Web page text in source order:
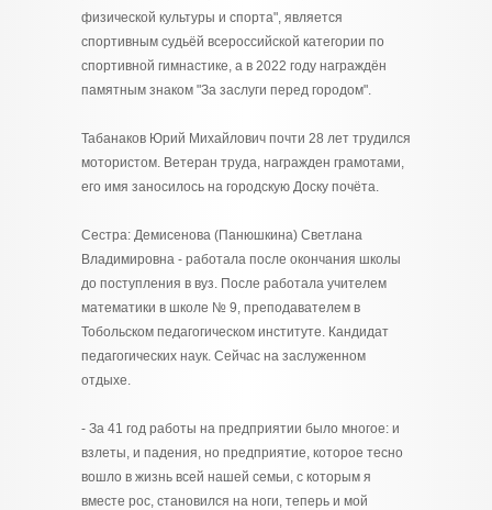
физической культуры и спорта", является
спортивным судьёй всероссийской категории по
спортивной гимнастике, а в 2022 году награждён
памятным знаком "За заслуги перед городом".
Табанаков Юрий Михайлович почти 28 лет трудился
мотористом. Ветеран труда, награжден грамотами,
его имя заносилось на городскую Доску почёта.
Сестра: Демисенова (Панюшкина) Светлана
Владимировна - работала после окончания школы
до поступления в вуз. После работала учителем
математики в школе № 9, преподавателем в
Тобольском педагогическом институте. Кандидат
педагогических наук. Сейчас на заслуженном
отдыхе.
- За 41 год работы на предприятии было многое: и
взлеты, и падения, но предприятие, которое тесно
вошло в жизнь всей нашей семьи, с которым я
вместе рос, становился на ноги, теперь и мой